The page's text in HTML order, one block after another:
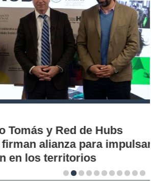
Tomás y Red de Hubs
alianza para impulsar
en los territorios